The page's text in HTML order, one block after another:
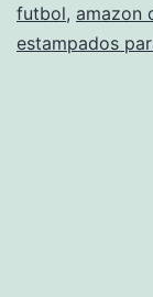
futbol, amazon
estampados